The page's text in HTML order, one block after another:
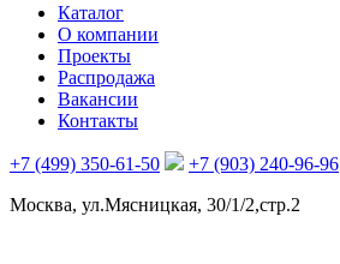
Каталог
О компании
Проекты
Распродажа
Вакансии
Контакты
+7 (499) 350-61-50 +7 (903) 240-96-96
Москва, ул.Мясницкая, 30/1/2,стр.2